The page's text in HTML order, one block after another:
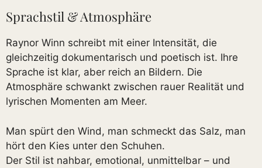
Sprachstil & Atmosphäre
Raynor Winn schreibt mit einer Intensität, die
gleichzeitig dokumentarisch und poetisch ist. Ihre
Sprache ist klar, aber reich an Bildern. Die
Atmosphäre schwankt zwischen rauer Realität und
lyrischen Momenten am Meer.
Man spürt den Wind, man schmeckt das Salz, man
hört den Kies unter den Schuhen.
Der Stil ist nahbar, emotional, unmittelbar – und